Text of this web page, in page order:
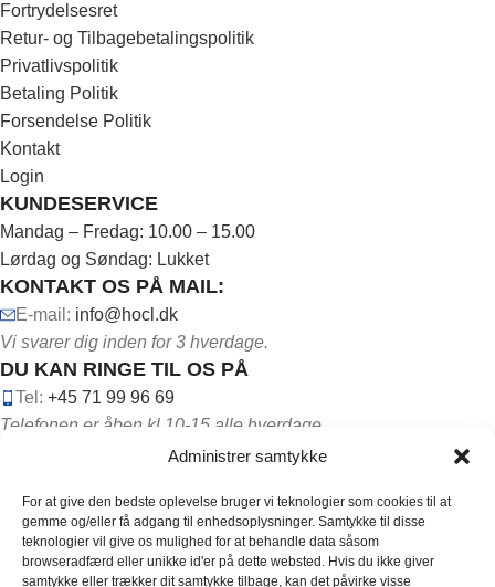
Administrer samtykke
For at give den bedste oplevelse bruger vi teknologier som cookies til at
gemme og/eller få adgang til enhedsoplysninger. Samtykke til disse
teknologier vil give os mulighed for at behandle data såsom
browseradfærd eller unikke id'er på dette websted. Hvis du ikke giver
samtykke eller trækker dit samtykke tilbage, kan det påvirke visse
Fortrydelsesret
Retur- og Tilbagebetalingspolitik
Privatlivspolitik
Betaling Politik
Forsendelse Politik
Kontakt
Login
KUNDESERVICE
Mandag – Fredag: 10.00 – 15.00
Lørdag og Søndag: Lukket
KONTAKT OS PÅ MAIL:
E-mail: info@hocl.dk
Vi svarer dig inden for 3 hverdage.
DU KAN RINGE TIL OS PÅ
Tel: +45 71 99 96 69
Telefonen er åben kl.10-15 alle hverdage.